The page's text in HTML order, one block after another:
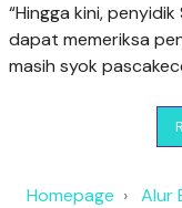
“Hingga kini,
dapat memeriksa
masih syok
Homepage
Alur